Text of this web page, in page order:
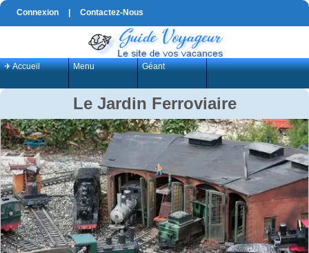
Connexion Contactez-Nous
✈ Accueil Menu Géant
Le Jardin Ferroviaire